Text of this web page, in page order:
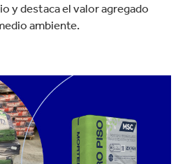
y destaca el valor agregado
ambiente.